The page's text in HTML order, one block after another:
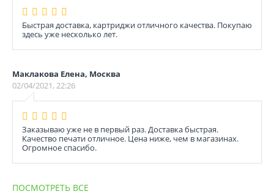
Быстрая доставка, картриджи отличного качества. Покупаю
здесь уже несколько лет.
Маклакова Елена, Москва
02/04/2021, 22:26
Заказываю уже не в первый раз. Доставка быстрая.
Качество печати отличное. Цена ниже, чем в магазинах.
Огромное спасибо.
ПОСМОТРЕТЬ ВСЕ